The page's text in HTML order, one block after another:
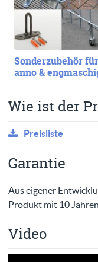
Sonderzubehör für
anno &
Wie ist der
Preisliste
Garantie
Aus eigener
Produkt mit 10
Video